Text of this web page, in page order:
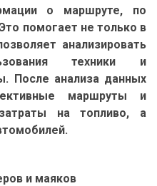
о маршруте, по
помогает не только в
анализировать
техники и
После анализа данных
маршруты и
на топливо, а
и маяков